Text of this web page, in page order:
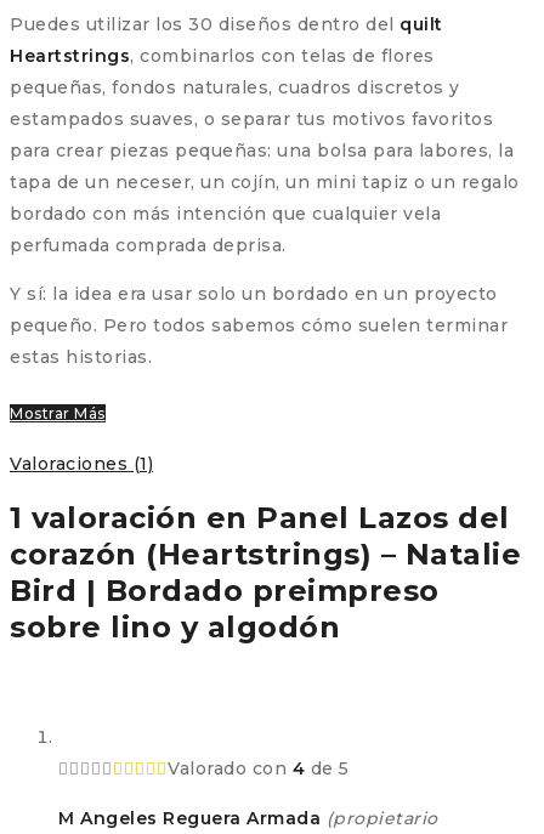
Puedes utilizar los 30 diseños dentro del quilt
Heartstrings, combinarlos con telas de flores
pequeñas, fondos naturales, cuadros discretos y
estampados suaves, o separar tus motivos favoritos
para crear piezas pequeñas: una bolsa para labores, la
tapa de un neceser, un cojín, un mini tapiz o un regalo
bordado con más intención que cualquier vela
perfumada comprada deprisa.
Y sí: la idea era usar solo un bordado en un proyecto
pequeño. Pero todos sabemos cómo suelen terminar
estas historias.
Mostrar Más
Valoraciones (1)
1 valoración en Panel Lazos del
corazón (Heartstrings) – Natalie
Bird | Bordado preimpreso
sobre lino y algodón
Valorado con 4 de 5
M Angeles Reguera Armada (propietario